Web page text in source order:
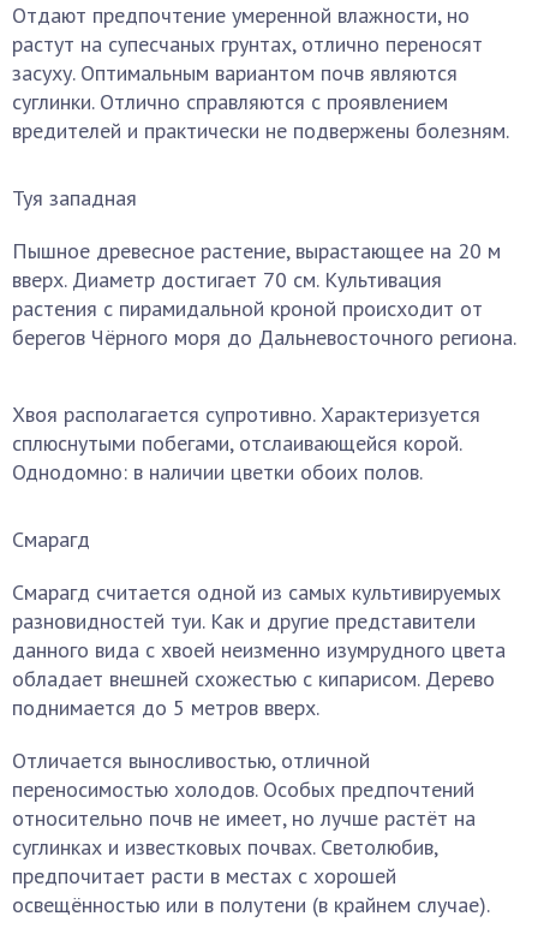
Отдают предпочтение умеренной влажности, но
растут на супесчаных грунтах, отлично переносят
засуху. Оптимальным вариантом почв являются
суглинки. Отлично справляются с проявлением
вредителей и практически не подвержены болезням.
Туя западная
Пышное древесное растение, вырастающее на 20 м
вверх. Диаметр достигает 70 см. Культивация
растения с пирамидальной кроной происходит от
берегов Чёрного моря до Дальневосточного региона.
Хвоя располагается супротивно. Характеризуется
сплюснутыми побегами, отслаивающейся корой.
Однодомно: в наличии цветки обоих полов.
Смарагд
Смарагд считается одной из самых культивируемых
разновидностей туи. Как и другие представители
данного вида с хвоей неизменно изумрудного цвета
обладает внешней схожестью с кипарисом. Дерево
поднимается до 5 метров вверх.
Отличается выносливостью, отличной
переносимостью холодов. Особых предпочтений
относительно почв не имеет, но лучше растёт на
суглинках и известковых почвах. Светолюбив,
предпочитает расти в местах с хорошей
освещённостью или в полутени (в крайнем случае).